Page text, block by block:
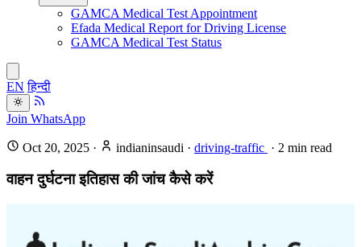
GAMCA Medical Test Appointment
Efada Medical Report for Driving License
GAMCA Medical Test Status
EN हिन्दी
Join WhatsApp
Oct 20, 2025 · indianinsaudi · driving-traffic · 2 min read
वाहन दुर्घटना इतिहास की जांच कैसे करें